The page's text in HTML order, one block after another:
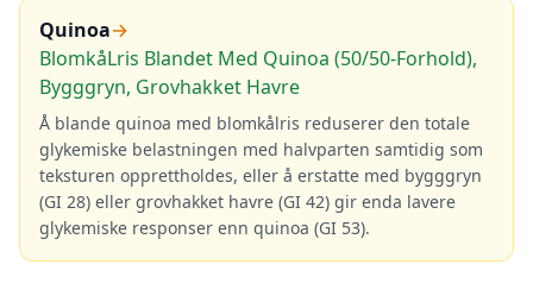
Quinoa→
BlomkåLris Blandet Med Quinoa (50/50-Forhold),
Bygggryn, Grovhakket Havre
Å blande quinoa med blomkålris reduserer den totale
glykemiske belastningen med halvparten samtidig som
teksturen opprettholdes, eller å erstatte med bygggryn
(GI 28) eller grovhakket havre (GI 42) gir enda lavere
glykemiske responser enn quinoa (GI 53).